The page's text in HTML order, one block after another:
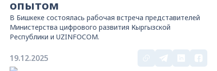
опытом
В Бишкеке состоялась рабочая встреча представителей
Министерства цифрового развития Кыргызской
Республики и UZINFOCOM.
19.12.2025